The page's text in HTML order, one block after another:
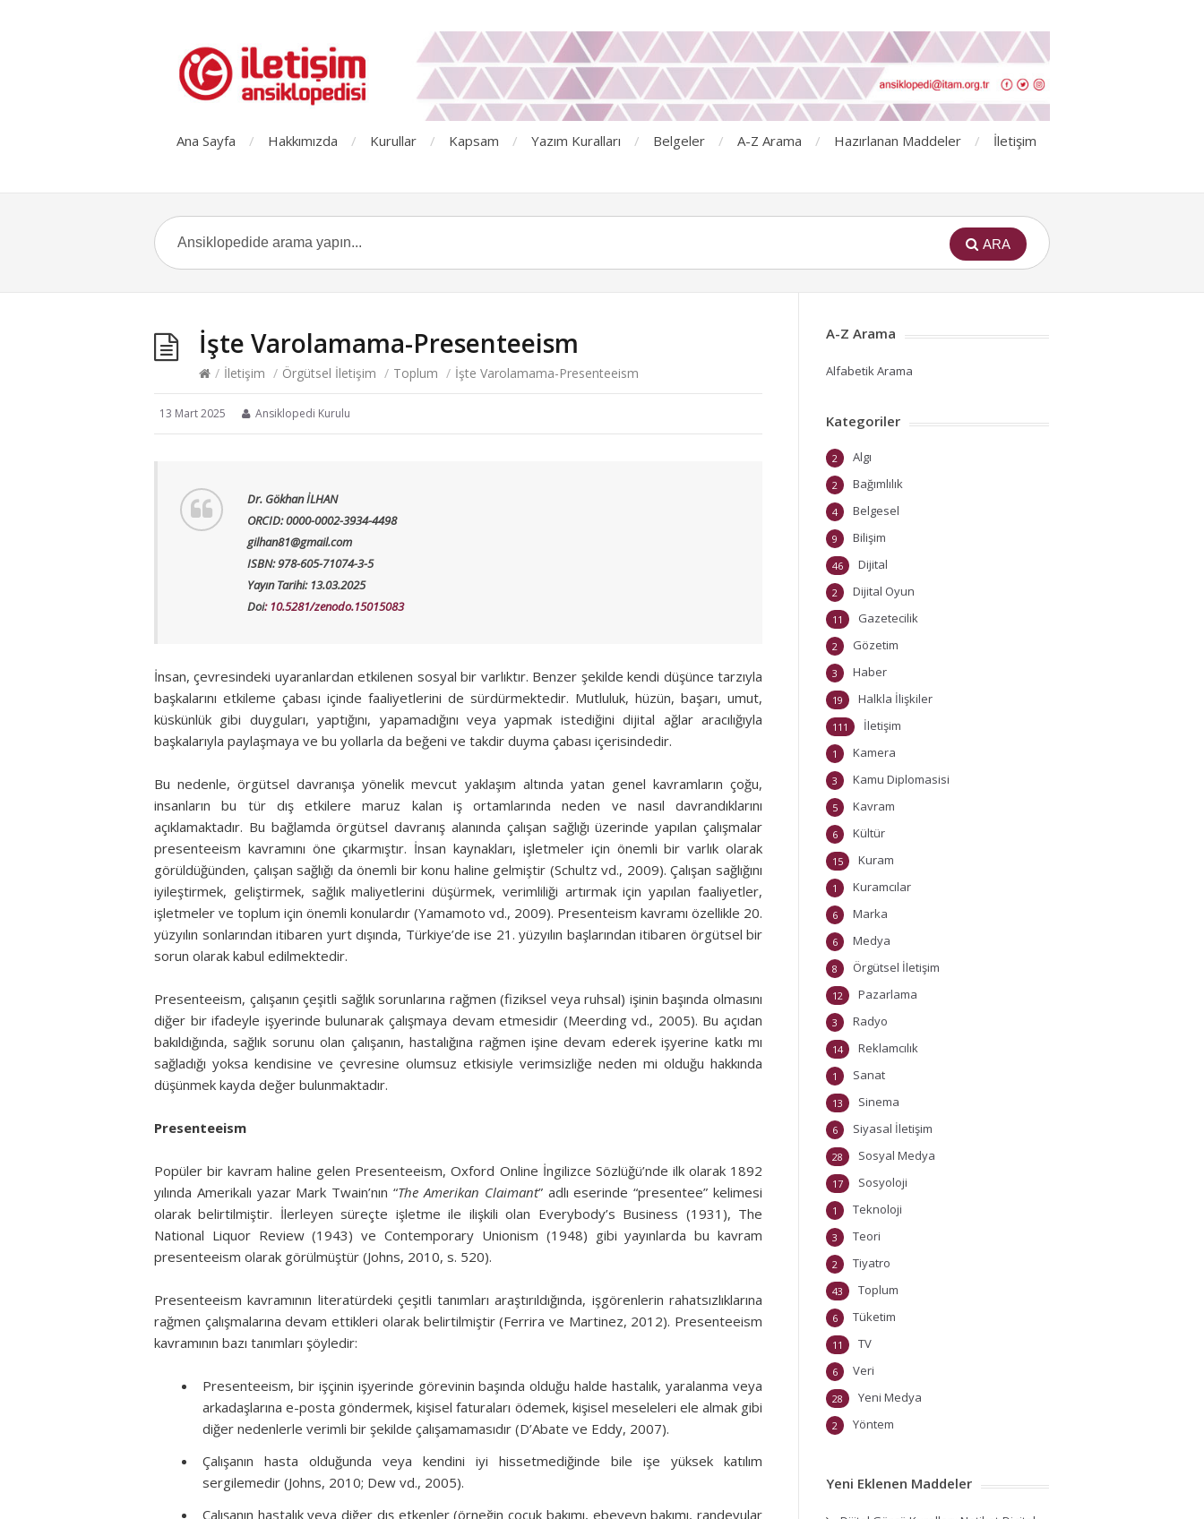
Ana Sayfa Hakkımızda Kurullar Kapsam Yazım Kuralları Belgeler A-Z Arama Hazırlanan Maddeler İletişim
ARA
İşte Varolamama-Presenteeism
/ İletişim / Örgütsel İletişim / Toplum / İşte Varolamama-Presenteeism
13 Mart 2025 Ansiklopedi Kurulu
Dr. Gökhan İLHAN
ORCID: 0000-0002-3934-4498
gilhan81@gmail.com
ISBN: 978-605-71074-3-5
Yayın Tarihi: 13.03.2025
Doi: 10.5281/zenodo.15015083
İnsan, çevresindeki uyaranlardan etkilenen sosyal bir varlıktır. Benzer şekilde kendi düşünce tarzıyla
başkalarını etkileme çabası içinde faaliyetlerini de sürdürmektedir. Mutluluk, hüzün, başarı, umut,
küskünlük gibi duyguları, yaptığını, yapamadığını veya yapmak istediğini dijital ağlar aracılığıyla
başkalarıyla paylaşmaya ve bu yollarla da beğeni ve takdir duyma çabası içerisindedir.
Bu nedenle, örgütsel davranışa yönelik mevcut yaklaşım altında yatan genel kavramların çoğu,
insanların bu tür dış etkilere maruz kalan iş ortamlarında neden ve nasıl davrandıklarını
açıklamaktadır. Bu bağlamda örgütsel davranış alanında çalışan sağlığı üzerinde yapılan çalışmalar
presenteeism kavramını öne çıkarmıştır. İnsan kaynakları, işletmeler için önemli bir varlık olarak
görüldüğünden, çalışan sağlığı da önemli bir konu haline gelmiştir (Schultz vd., 2009). Çalışan sağlığını
iyileştirmek, geliştirmek, sağlık maliyetlerini düşürmek, verimliliği artırmak için yapılan faaliyetler,
işletmeler ve toplum için önemli konulardır (Yamamoto vd., 2009). Presenteism kavramı özellikle 20.
yüzyılın sonlarından itibaren yurt dışında, Türkiye’de ise 21. yüzyılın başlarından itibaren örgütsel bir
sorun olarak kabul edilmektedir.
Presenteeism, çalışanın çeşitli sağlık sorunlarına rağmen (fiziksel veya ruhsal) işinin başında olmasını
diğer bir ifadeyle işyerinde bulunarak çalışmaya devam etmesidir (Meerding vd., 2005). Bu açıdan
bakıldığında, sağlık sorunu olan çalışanın, hastalığına rağmen işine devam ederek işyerine katkı mı
sağladığı yoksa kendisine ve çevresine olumsuz etkisiyle verimsizliğe neden mi olduğu hakkında
düşünmek kayda değer bulunmaktadır.
Presenteeism
Popüler bir kavram haline gelen Presenteeism, Oxford Online İngilizce Sözlüğü’nde ilk olarak 1892
yılında Amerikalı yazar Mark Twain’nın “The Amerikan Claimant” adlı eserinde “presentee” kelimesi
olarak belirtilmiştir. İlerleyen süreçte işletme ile ilişkili olan Everybody’s Business (1931), The
National Liquor Review (1943) ve Contemporary Unionism (1948) gibi yayınlarda bu kavram
presenteeism olarak görülmüştür (Johns, 2010, s. 520).
Presenteeism kavramının literatürdeki çeşitli tanımları araştırıldığında, işgörenlerin rahatsızlıklarına
rağmen çalışmalarına devam ettikleri olarak belirtilmiştir (Ferrira ve Martinez, 2012). Presenteeism
kavramının bazı tanımları şöyledir:
Presenteeism, bir işçinin işyerinde görevinin başında olduğu halde hastalık, yaralanma veya
arkadaşlarına e-posta göndermek, kişisel faturaları ödemek, kişisel meseleleri ele almak gibi
diğer nedenlerle verimli bir şekilde çalışamamasıdır (D’Abate ve Eddy, 2007).
Çalışanın hasta olduğunda veya kendini iyi hissetmediğinde bile işe yüksek katılım
sergilemedir (Johns, 2010; Dew vd., 2005).
Çalışanın hastalık veya diğer dış etkenler (örneğin çocuk bakımı, ebeveyn bakımı, randevular
A-Z Arama
Alfabetik Arama
Kategoriler
Algı
2
Bağımlılık
2
Belgesel
4
Bilişim
9
Dijital
46
Dijital Oyun
2
Gazetecilik
11
Gözetim
2
Haber
3
Halkla İlişkiler
19
İletişim
111
Kamera
1
Kamu Diplomasisi
3
Kavram
5
Kültür
6
Kuram
15
Kuramcılar
1
Marka
6
Medya
6
Örgütsel İletişim
8
Pazarlama
12
Radyo
3
Reklamcılık
14
Sanat
1
Sinema
13
Siyasal İletişim
6
Sosyal Medya
28
Sosyoloji
17
Teknoloji
1
Teori
3
Tiyatro
2
Toplum
43
Tüketim
6
TV
11
Veri
6
Yeni Medya
28
Yöntem
2
Yeni Eklenen Maddeler